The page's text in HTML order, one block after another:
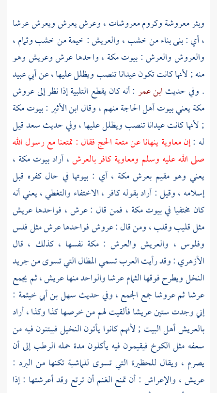
وبئر معروشة وكروم معروشات ، وعرش يعرش ويعرش عرشا
، أي : بنى بناء من خشب ، والعريش : خيمة من خشب وثمام ،
والعروش والعرش : بيوتمكة ، واحدها عرش وعريش وهو
منه ; لأنها كانت تكون عيدانا تنصب ويظلل عليها ، عنأبي عبيد
. وفي حديثابن عمر : أنه كان يقطع التلبية إذا نظر إلى عروش
مكةيعني بيوت أهل الحاجة منهم ، وقالابن الأثير: بيوتمكة
; لأنها كانت عيدانا تنصب ويظلل عليها ، وفي حديثسعدقيل
له :إنمعاويةينهانا عن متعة الحج فقال : تمتعنا مع رسول الله
صلى الله عليه وسلم ومعاويةكافر بالعرش، أراد بيوتمكة ،
يعني وهو مقيم بعرشمكة ، أي : بيوتها في حال كفره قبل
إسلامه ، وقيل : أراد بقوله كافر ، الاختفاء والتغطي ، يعني أنه
كان مختفيا في بيوتمكة ، فمن قال : عرش ، فواحدها عريش
مثل قليب وقلب ، ومن قال : عروش فواحدها عرش مثل فلس
وفلوس ، والعريش والعرش : مكةنفسها ، كذلك ، قال
الأزهري: وقد رأيت العرب تسمي المظال التي تسوى من جريد
النخل ويطرح فوقها الثمام عرشا والواحد منها عريش ، ثم يجمع
عرشا ثم عروشا جمع الجمع ، وفي حديثسهل بن أبي خيثمة :
إني وجدت ستين عريشا فألقيت لهم من خرصها كذا وكذا ، أراد
بالعريش أهل البيت ; لأنهم كانوا يأتون النخيل فيبتنون فيه من
سعفه مثل الكوخ فيقيمون فيه يأكلون مدة حمله الرطب إلى أن
يصرم ، ويقال للحظيرة التي تسوى للماشية تكنها من البرد :
عريش ، والإعراش : أن تمنع الغنم أن ترتع وقد أعرشتها : إذا